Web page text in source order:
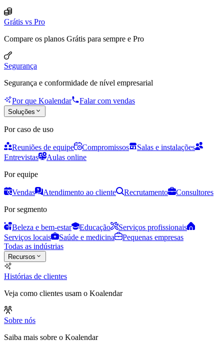
Grátis vs Pro
Compare os planos Grátis para sempre e Pro
Segurança
Segurança e conformidade de nível empresarial
Por que Koalendar Falar com vendas
Soluções
Por caso de uso
Reuniões de equipe Compromissos
Salas e instalações
Entrevistas
Aulas online
Por equipe
Vendas Atendimento ao cliente Recrutamento
Consultores
Por segmento
Beleza e bem-estar Educação
Serviços profissionais
Serviços locais
Saúde e medicina
Pequenas empresas
Todas as indústrias
Recursos
Histórias de clientes
Veja como clientes usam o Koalendar
Sobre nós
Saiba mais sobre o Koalendar